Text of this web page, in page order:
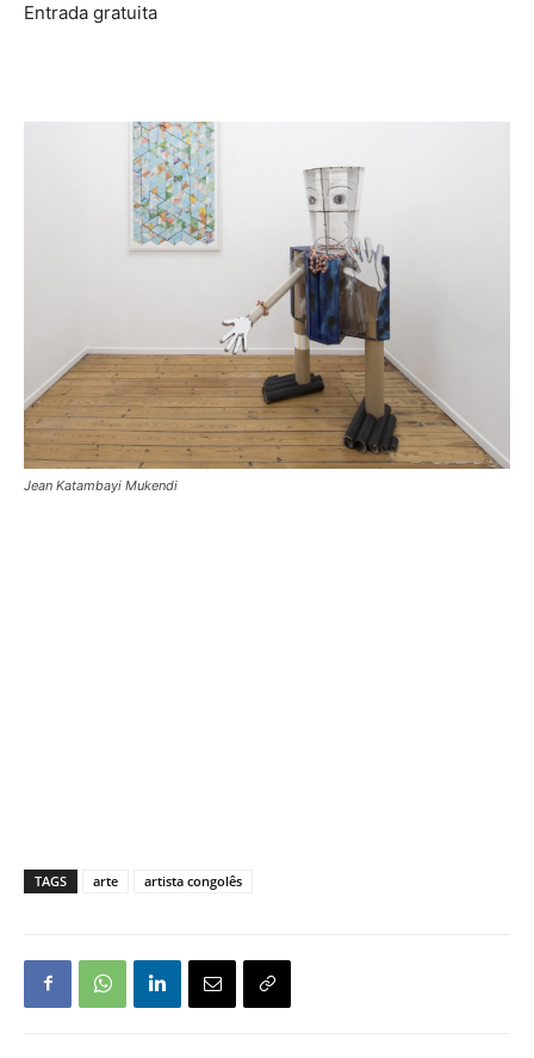
Entrada gratuita
Jean Katambayi Mukendi
TAGS arte artista congolês